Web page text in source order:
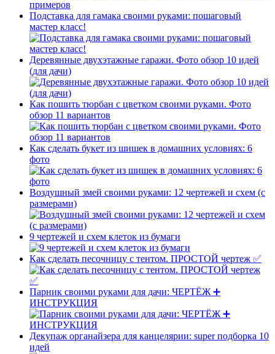
Подставка для гамака своими руками: пошаговый
мастер класс!
Деревянные двухэтажные гаражи. Фото обзор 10 идей
(для дачи)
Как пошить тюрбан с цветком своими руками. Фото
обзор 11 вариантов
Как сделать букет из шишек в домашних условиях: 6
фото
Воздушный змей своими руками: 12 чертежей и схем (с
размерами)
9 чертежей и схем клеток из бумаги
Как сделать песочницу с тентом. ПРОСТОЙ чертеж ✅
Парник своими руками для дачи: ЧЕРТЁЖ ➕
ИНСТРУКЦИЯ
Декупаж органайзера для канцелярии: super подборка 10
идей